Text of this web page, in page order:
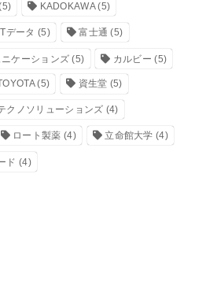
KADOKAWA(5)
データ (5) 富士通 (5)
ケーションズ (5) カルビー (5)
(5) 資生堂 (5)
クノソリューションズ (4)
ロート製薬 (4) 立命館大学 (4)
ド (4)